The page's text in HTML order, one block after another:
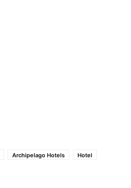
Archipelago Hotels
Hotel